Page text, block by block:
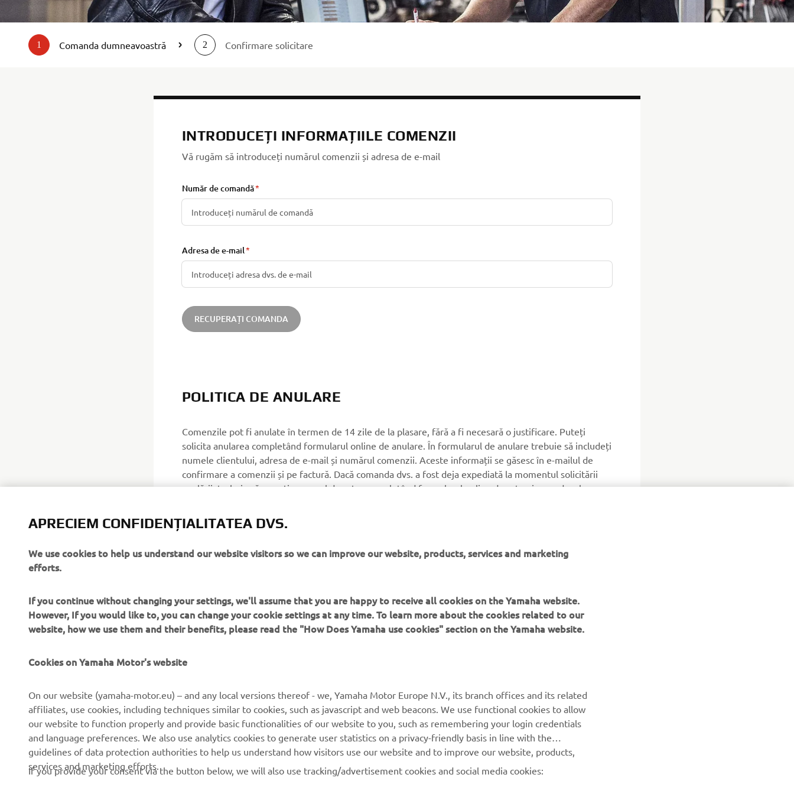
1 Comanda dumneavoastră 2 Confirmare solicitare
INTRODUCEȚI INFORMAȚIILE COMENZII
Vă rugăm să introduceți numărul comenzii și adresa de e-mail
Număr de comandă
Adresa de e-mail
RECUPERAȚI COMANDA
POLITICA DE ANULARE
Comenzile pot fi anulate în termen de 14 zile de la plasare, fără a fi necesară o justificare. Puteți
solicita anularea completând formularul online de anulare. În formularul de anulare trebuie să includeți
numele clientului, adresa de e-mail și numărul comenzii. Aceste informații se găsesc în e-mailul de
confirmare a comenzii și pe factură. Dacă comanda dvs. a fost deja expediată la momentul solicitării
anulării, trebuie să urmați procesul de retur completând formularul online de retur, iar produsele
zile de la primirea bunurilor. Pentru mai multe detalii, consultați
nostru online.
CORPORATE
Știri
Presă
Broșuri
PENTRU BUSINESS
Sisteme eBike
Autorități
Terenuri de golf
Primii respondenți
Școli de șoferi
Yamaha Music
Yamaha Motor Global
Aplicații mobile
Rezervați o întreținere
Contactați-ne
Gestionarea bateriilor
speciale, lansări noi și multe altele.
procesăm datele personale:
APRECIEM CONFIDENȚIALITATEA DVS.
We use cookies to help us understand our website visitors so we can improve our website, products, services and marketing
efforts.
If you continue without changing your settings, we'll assume that you are happy to receive all cookies on the Yamaha website.
However, If you would like to, you can change your cookie settings at any time. To learn more about the cookies related to our
website, how we use them and their benefits, please read the "How Does Yamaha use cookies" section on the Yamaha website.
Cookies on Yamaha Motor's website
On our website (yamaha-motor.eu) – and any local versions thereof - we, Yamaha Motor Europe N.V., its branch offices and its related
affiliates, use cookies, including techniques similar to cookies, such as javascript and web beacons. We use functional cookies to allow
our website to function properly and provide basic functionalities of our website to you, such as remembering your login credentials
and language preferences. We also use analytics cookies to generate user statistics on a privacy-friendly basis in line with the
guidelines of data protection authorities to help us understand how visitors use our website and to improve our website, products,
services and marketing efforts.
If you provide your consent via the button below, we will also use tracking/advertisement cookies and social media cookies: